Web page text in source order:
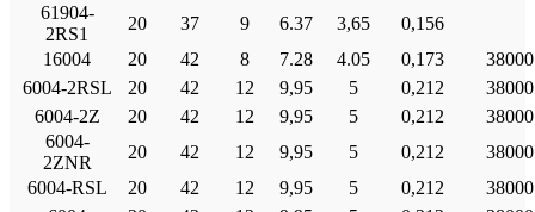
61904-
2RS1
20 37 9 6.37 3,65
0,156
16004
20 42 8 7.28 4.05 0,173
38000
6004-2RSL
20 42 12 9,95 5 0,212
38000
6004-2Ζ
20 42 12 9,95 5 0,212
38000
6004-
2ZNR
20 42 12 9,95 5 0,212
38000
6004-RSL
20 42 12 9,95 5 0,212
38000